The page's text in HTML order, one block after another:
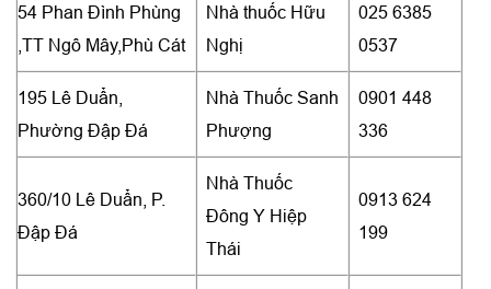
54 Phan Đình Phùng
,TT Ngô Mây,Phù Cát
Nhà thuốc Hữu
Nghị
025 6385
0537
195 Lê Duẩn,
Phường Đập Đá
Nhà Thuốc Sanh
Phượng
0901 448
336
360/10 Lê Duẩn, P.
Đập Đá
Nhà Thuốc
Đông Y Hiệp
Thái
0913 624
199